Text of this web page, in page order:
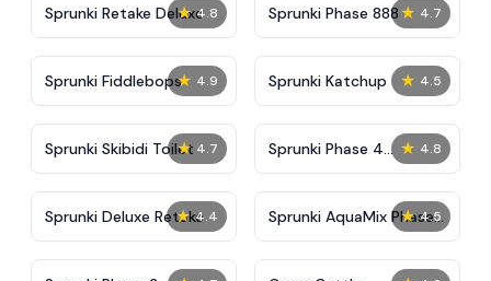
★ 4.8
Sprunki Retake Deluxe ★ 4.7
Sprunki Phase 888
★ 4.9
Sprunki Fiddlebops ★ 4.5
Sprunki Katchup
★ 4.7
Sprunki Skibidi Toilet ★ 4.8
Sprunki Phase 4
Definitive
★ 4.4
Sprunki Deluxe Retake ★ 4.5
Sprunki AquaMix Phase
4